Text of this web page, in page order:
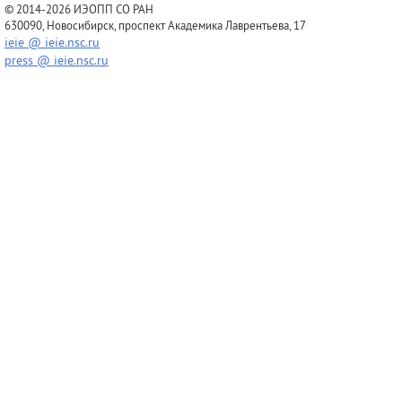
© 2014-2026 ИЭОПП СО РАН
630090, Новосибирск, проспект Академика Лаврентьева, 17
ieie @ ieie.nsc.ru
press @ ieie.nsc.ru